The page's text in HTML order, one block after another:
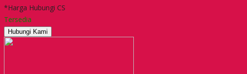
*Harga Hubungi CS
Tersedia
Hubungi Kami